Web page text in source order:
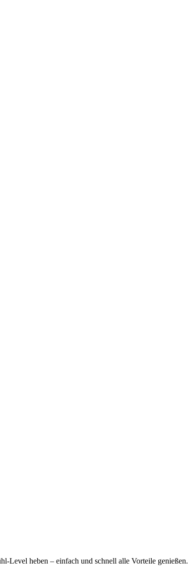
Level heben – einfach und schnell alle Vorteile genießen.